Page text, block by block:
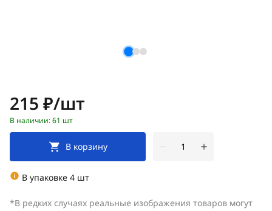
Цена:
215 ₽/шт
В наличии: 61 шт
В корзину
В упаковке 4 шт
*В редких случаях реальные изображения товаров могут